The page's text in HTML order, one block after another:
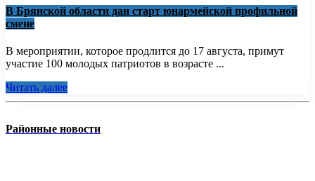
В Брянской области дан старт юнармейской профильной
смене
В мероприятии, которое продлится до 17 августа, примут
участие 100 молодых патриотов в возрасте ...
Читать далее
Районные новости